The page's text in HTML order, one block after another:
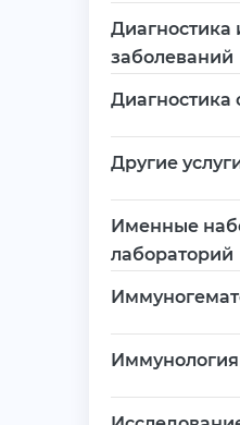
заболеваний
Диагностика
Другие
Именные
лабораторий
Иммунология